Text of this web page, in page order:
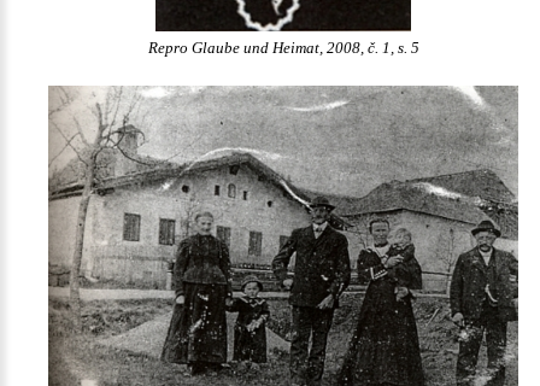
Repro Glaube und Heimat, 2008, č. 1, s. 5